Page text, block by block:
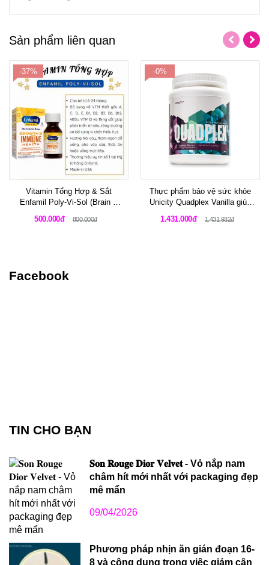
Sản phẩm liên quan
-37%
Vitamin Tổng Hợp & Sắt
Enfamil Poly-Vi-Sol (Brain &
500.000đ 800.000đ
-0%
Thực phẩm bảo vệ sức khỏe
Unicity Quadplex Vanilla giúp
soát cân nặng cho vận động
1.431.000đ 1.431.932đ
Facebook
TIN CHO BẠN
𝐒𝐨𝐧 𝐑𝐨𝐮𝐠𝐞 𝐃𝐢𝐨𝐫 𝐕𝐞𝐥𝐯𝐞𝐭 - Vỏ nắp nam
châm hít mới nhất với packaging đẹp
mê mẩn
09/04/2026
Phương pháp nhịn ăn gián đoạn 16-
8 và công dụng trong việc giảm cân